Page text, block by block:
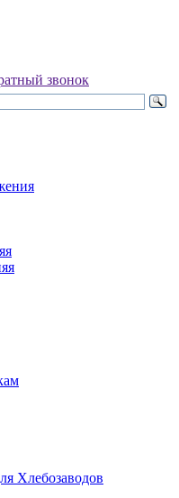
звонок
Хлебозаводов